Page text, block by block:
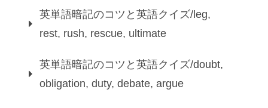
英単語暗記のコツと英語クイズ/leg,
rest, rush, rescue, ultimate
英単語暗記のコツと英語クイズ/doubt,
obligation, duty, debate, argue